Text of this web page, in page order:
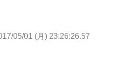
05/01 (月) 23:26:26.57